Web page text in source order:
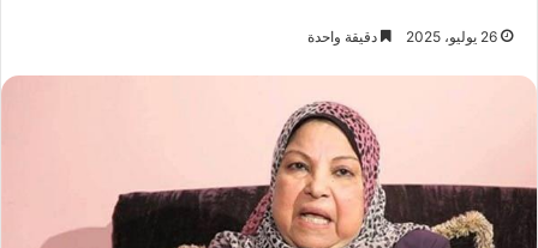
26 يوليو، 2025 دقيقة واحدة